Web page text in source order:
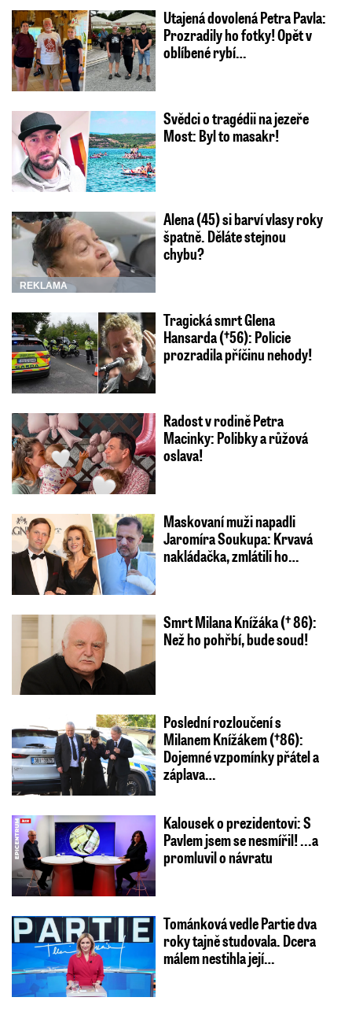
Utajená dovolená Petra Pavla:
Prozradily ho fotky! Opět v
oblíbené rybí…
Svědci o tragédii na jezeře
Most: Byl to masakr!
REKLAMA
Alena (45) si barví vlasy roky
špatně. Děláte stejnou
chybu?
Tragická smrt Glena
Hansarda (†56): Policie
prozradila příčinu nehody!
Radost v rodině Petra
Macinky: Polibky a růžová
oslava!
Maskovaní muži napadli
Jaromíra Soukupa: Krvavá
nakládačka, zmlátili ho…
Smrt Milana Knížáka († 86):
Než ho pohřbí, bude soud!
Poslední rozloučení s
Milanem Knížákem (†86):
Dojemné vzpomínky přátel a
záplava…
Kalousek o prezidentovi: S
Pavlem jsem se nesmířil! ...a
promluvil o návratu
Tománková vedle Partie dva
roky tajně studovala. Dcera
málem nestihla její…